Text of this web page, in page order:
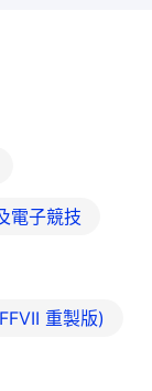
電子競技
重製版)